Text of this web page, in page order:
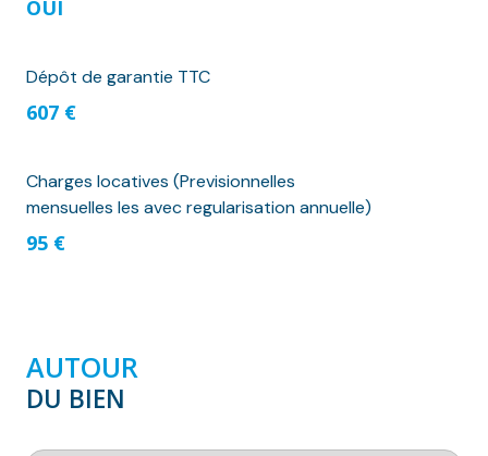
OUI
Dépôt de garantie TTC
607 €
Charges locatives (Previsionnelles
mensuelles les avec regularisation annuelle)
95 €
AUTOUR
DU BIEN